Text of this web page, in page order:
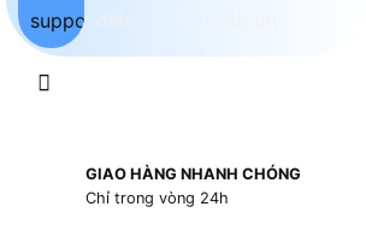
GIAO HÀNG NHANH CHÓNG
Chỉ trong vòng 24h